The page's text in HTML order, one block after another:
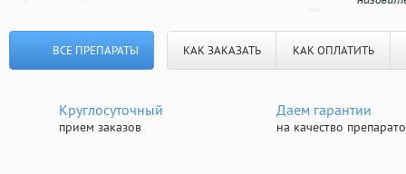
ВСЕ ПРЕПАРАТЫ КАК ЗАКАЗАТЬ КАК ОПЛАТИТЬ
Круглосуточный
прием заказов
Даем гарантии
на качество